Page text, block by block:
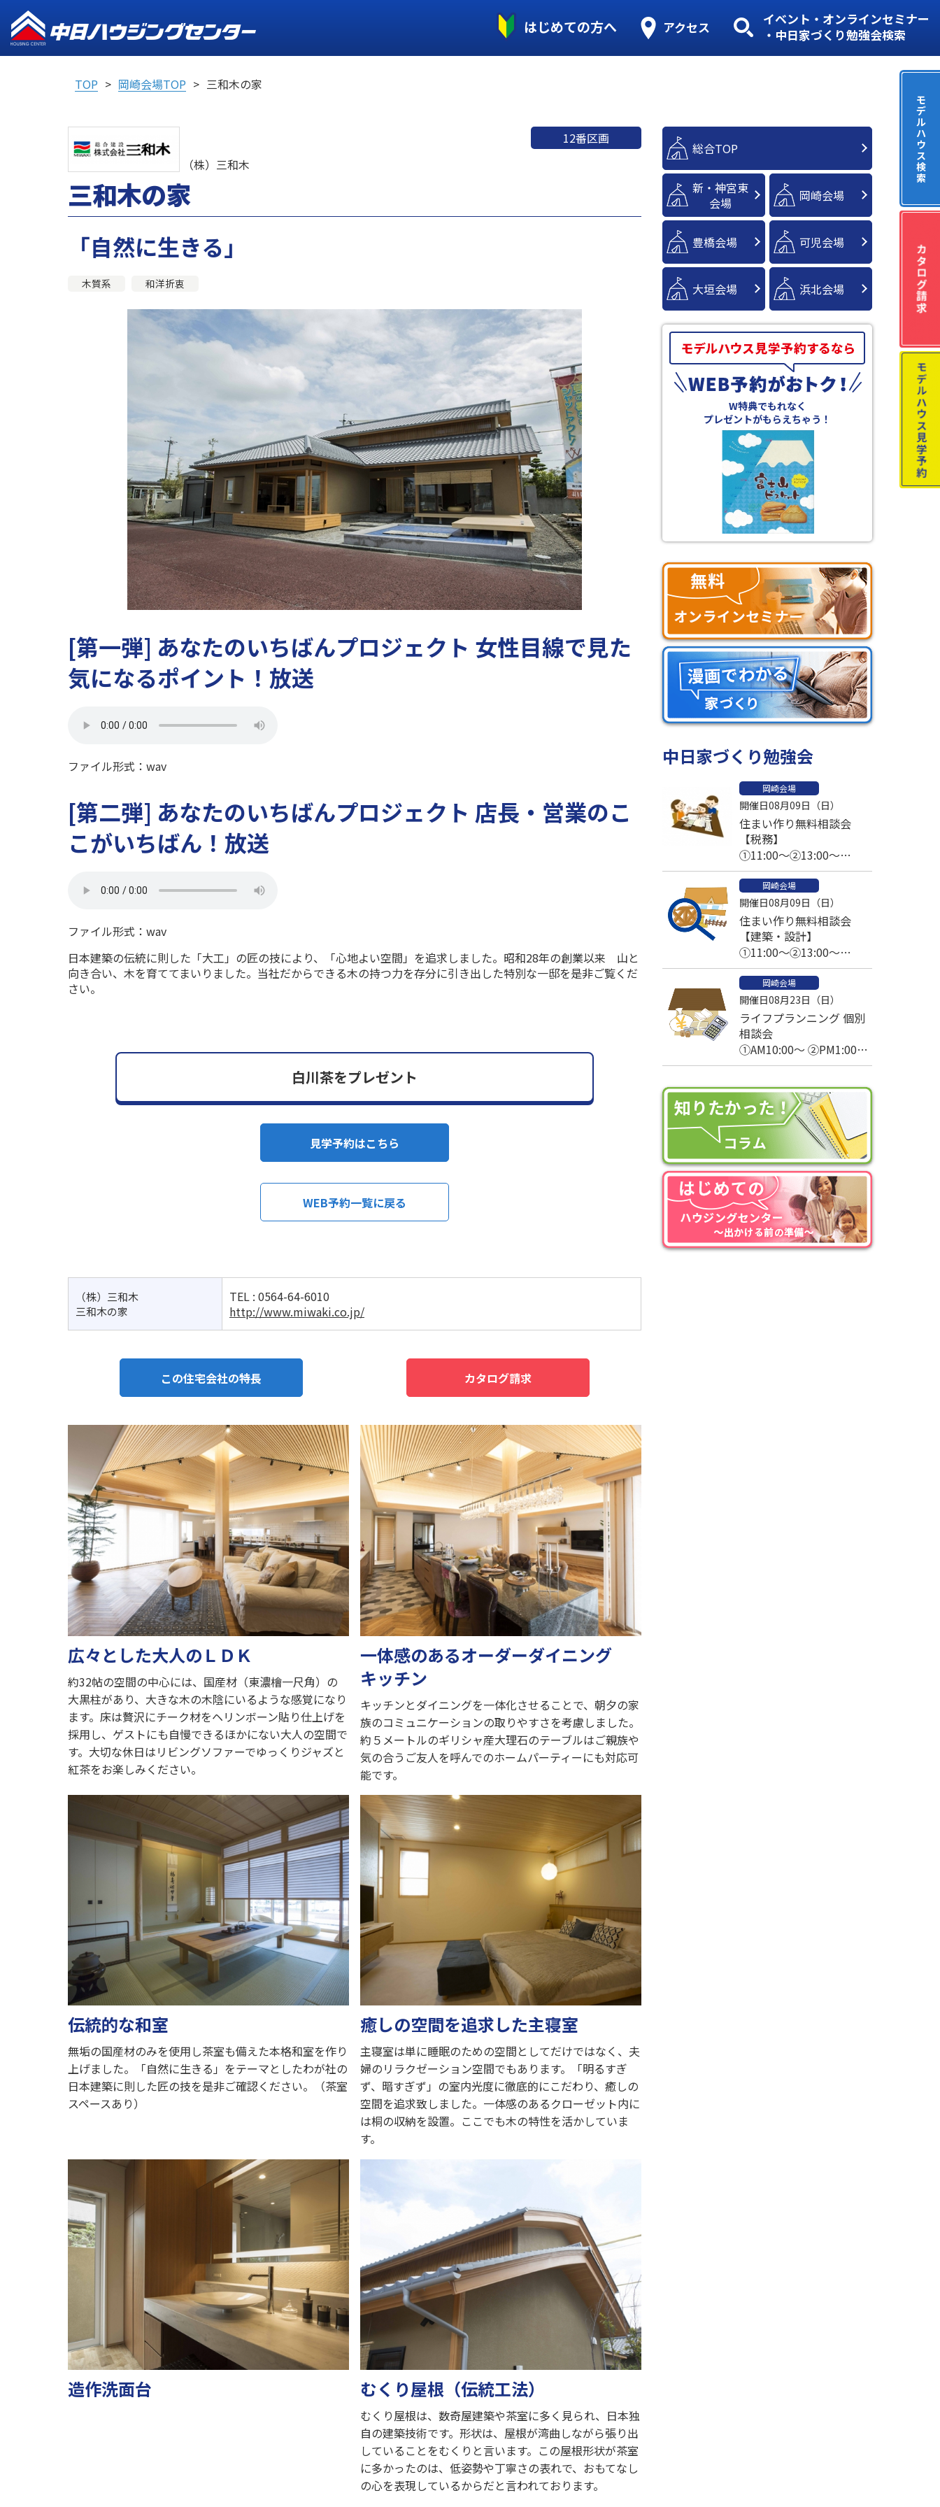
はじめての方へ アクセス
イベント・オンラインセミナー
・中日家づくり勉強会検索
TOP 岡崎会場TOP 三和木の家
（株）三和木
12番区画
三和木の家
「自然に生きる」
木質系 和洋折衷
[第一弾] あなたのいちばんプロジェクト 女性目線で見た
気になるポイント！放送
ファイル形式：wav
[第二弾] あなたのいちばんプロジェクト 店長・営業のこ
こがいちばん！放送
ファイル形式：wav
日本建築の伝統に則した「大工」の匠の技により、「心地よい空間」を追求しました。昭和28年の創業以来 山と
向き合い、木を育ててまいりました。当社だからできる木の持つ力を存分に引き出した特別な一邸を是非ご覧くだ
さい。
白川茶をプレゼント
見学予約はこちら
WEB予約一覧に戻る
（株）三和木
三和木の家
TEL : 0564-64-6010
http://www.miwaki.co.jp/
この住宅会社の特長 カタログ請求
広々とした大人のＬＤＫ
約32帖の空間の中心には、国産材（東濃檜一尺角）の
大黒柱があり、大きな木の木陰にいるような感覚になり
ます。床は贅沢にチーク材をヘリンボーン貼り仕上げを
採用し、ゲストにも自慢できるほかにない大人の空間で
す。大切な休日はリビングソファーでゆっくりジャズと
紅茶をお楽しみください。
一体感のあるオーダーダイニング
キッチン
キッチンとダイニングを一体化させることで、朝夕の家
族のコミュニケーションの取りやすさを考慮しました。
約５メートルのギリシャ産大理石のテーブルはご親族や
気の合うご友人を呼んでのホームパーティーにも対応可
能です。
伝統的な和室
無垢の国産材のみを使用し茶室も備えた本格和室を作り
上げました。「自然に生きる」をテーマとしたわが社の
日本建築に則した匠の技を是非ご確認ください。（茶室
スペースあり）
癒しの空間を追求した主寝室
主寝室は単に睡眠のための空間としてだけではなく、夫
婦のリラクゼーション空間でもあります。「明るすぎ
ず、暗すぎず」の室内光度に徹底的にこだわり、癒しの
空間を追求致しました。一体感のあるクローゼット内に
は桐の収納を設置。ここでも木の特性を活かしていま
す。
造作洗面台 むくり屋根（伝統工法）
むくり屋根は、数奇屋建築や茶室に多く見られ、日本独
自の建築技術です。形状は、屋根が湾曲しながら張り出
していることをむくりと言います。この屋根形状が茶室
に多かったのは、低姿勢や丁寧さの表れで、おもてなし
の心を表現しているからだと言われております。
総合TOP
新・神宮東
会場
岡崎会場
豊橋会場 可児会場
大垣会場 浜北会場
W特典でもれなく
プレゼントがもらえちゃう！
中日家づくり勉強会
岡崎会場
開催日08月09日（日）
住まい作り無料相談会
【税務】
①11:00～②13:00～
③14:00～④15:00～
岡崎会場
開催日08月09日（日）
住まい作り無料相談会
【建築・設計】
①11:00～②13:00～
③14:00～④15:00～
岡崎会場
開催日08月23日（日）
ライフプランニング 個別
相談会
①AM10:00～ ②PM1:00～
③PM2:30～
モ
デ
ル
ハ
ウ
ス
検
索